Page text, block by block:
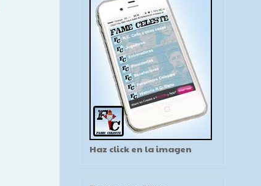
Haz click en la imagen